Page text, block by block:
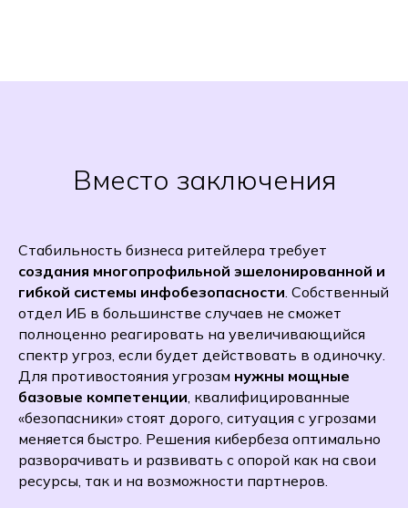
Вместо заключения
Стабильность бизнеса ритейлера требует
создания многопрофильной эшелонированной и
гибкой системы инфобезопасности. Собственный
отдел ИБ в большинстве случаев не сможет
полноценно реагировать на увеличивающийся
спектр угроз, если будет действовать в одиночку.
Для противостояния угрозам нужны мощные
базовые компетенции, квалифицированные
«безопасники» стоят дорого, ситуация с угрозами
меняется быстро. Решения кибербеза оптимально
разворачивать и развивать с опорой как на свои
ресурсы, так и на возможности партнеров.